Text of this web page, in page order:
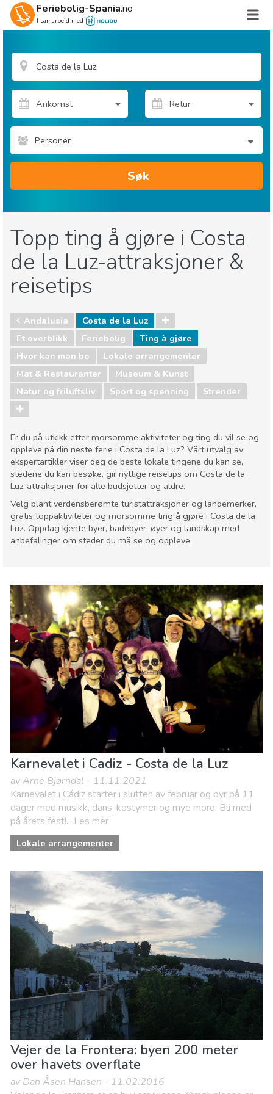
Feriebolig-Spania.no
I samarbeid med
Personer
Søk
Topp ting å gjøre i Costa
de la Luz-attraksjoner &
reisetips
Andalusia
Costa de la Luz
Et overblikk
Feriebolig
Ting å gjøre
Hvor kan man bo
Lokale arrangementer
Mat & Restauranter
Museum & Kunst
Natur og friluftsliv
Sport og spenning Strender
Er du på utkikk etter morsomme aktiviteter og ting du vil se og
oppleve på din neste ferie i Costa de la Luz? Vårt utvalg av
ekspertartikler viser deg de beste lokale tingene du kan se,
stedene du kan besøke, gir nyttige reisetips om Costa de la
Luz-attraksjoner for alle budsjetter og aldre.
Velg blant verdensberømte turistattraksjoner og landemerker,
gratis toppaktiviteter og morsomme ting å gjøre i Costa de la
Luz. Oppdag kjente byer, badebyer, øyer og landskap med
anbefalinger om steder du må se og oppleve.
Hvor kan man bo
Lokale arrangementer
Mat & Restauranter
Museum & Kunst
Natur og friluftsliv
Sport og spenning Strender
Karnevalet i Cadiz - Costa de la Luz
av Arne Bjørndal - 11.11.2021
Karnevalet i Cádiz starter i slutten av februar og byr på 11
dager med musikk, dans, kostymer og mye moro. Bli med
på årets fest!....Les mer
Lokale arrangementer
Vejer de la Frontera: byen 200 meter
over havets overflate
av Dan Åsen Hansen - 11.02.2016